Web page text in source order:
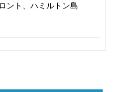
ント、ハミルトン島